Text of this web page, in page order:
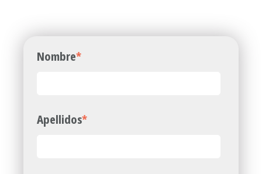
Nombre*
Apellidos*